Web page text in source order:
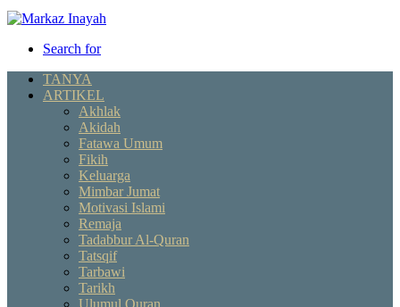
Search for
TANYA
ARTIKEL
Akhlak
Akidah
Fatawa Umum
Fikih
Keluarga
Mimbar Jumat
Motivasi Islami
Remaja
Tadabbur Al-Quran
Tatsqif
Tarbawi
Tarikh
Ulumul Quran